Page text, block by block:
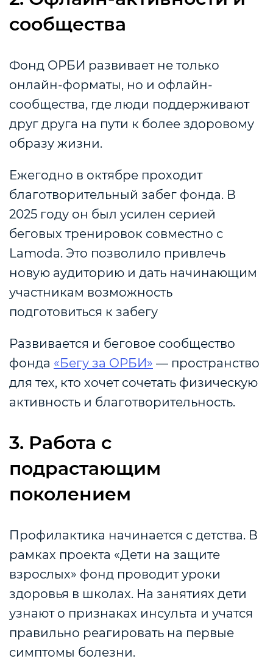
сообщества
Фонд ОРБИ развивает не только
онлайн-форматы, но и офлайн-
сообщества, где люди поддерживают
друг друга на пути к более здоровому
образу жизни.
Ежегодно в октябре проходит
благотворительный забег фонда. В
2025 году он был усилен серией
беговых тренировок совместно с
Lamoda. Это позволило привлечь
новую аудиторию и дать начинающим
участникам возможность
подготовиться к забегу
Развивается и беговое сообщество
фонда «Бегу за ОРБИ» — пространство
для тех, кто хочет сочетать физическую
активность и благотворительность.
3. Работа с
подрастающим
поколением
Профилактика начинается с детства. В
рамках проекта «Дети на защите
взрослых» фонд проводит уроки
здоровья в школах. На занятиях дети
узнают о признаках инсульта и учатся
правильно реагировать на первые
симптомы болезни.